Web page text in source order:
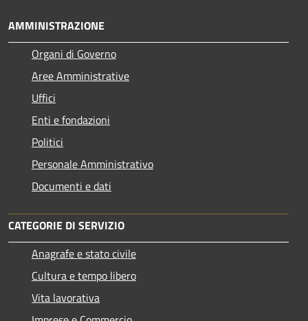
AMMINISTRAZIONE
Organi di Governo
Aree Amministrative
Uffici
Enti e fondazioni
Politici
Personale Amministrativo
Documenti e dati
CATEGORIE DI SERVIZIO
Anagrafe e stato civile
Cultura e tempo libero
Vita lavorativa